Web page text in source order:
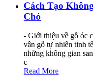
Cách Tạo
Chó
- Giới thiệu về gỗ óc
vân gỗ tự nhiên tinh
những không gian
c
Read More